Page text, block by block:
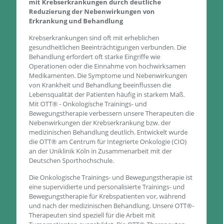
mit Krebserkrankungen durch deutliche
Reduzierung der Nebenwirkungen von
Erkrankung und Behandlung
Krebserkrankungen sind oft mit erheblichen
gesundheitlichen Beeinträchtigungen verbunden. Die
Behandlung erfordert oft starke Eingriffe wie
Operationen oder die Einnahme von hochwirksamen
Medikamenten. Die Symptome und Nebenwirkungen
von Krankheit und Behandlung beeinflussen die
Lebensqualität der Patienten häufig in starkem Maß.
Mit OTT® - Onkologische Trainings- und
Bewegungstherapie verbessern unsere Therapeuten die
Nebenwirkungen der Krebserkrankung bzw. der
medizinischen Behandlung deutlich. Entwickelt wurde
die OTT® am Centrum für Integrierte Onkologie (CIO)
an der Uniklinik Köln in Zusammenarbeit mit der
Deutschen Sporthochschule.
Die Onkologische Trainings- und Bewegungstherapie ist
eine supervidierte und personalisierte Trainings- und
Bewegungstherapie für Krebspatienten vor, während
und nach der medizinischen Behandlung. Unsere OTT®-
Therapeuten sind speziell für die Arbeit mit